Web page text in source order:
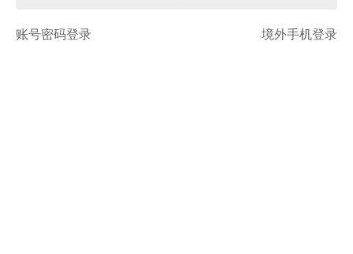
账号密码登录 境外手机登录